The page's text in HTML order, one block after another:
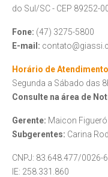
do Sul/SC - CEP 89252-
Fone: (47) 3275-5800
E-mail:
Horário de
Segunda a Sábado das
Consulte na área de
Gerente: Maicon Figueró
Subgerentes: Carina
CNPJ: 83.648.477/0026-
IE: 258.331.860